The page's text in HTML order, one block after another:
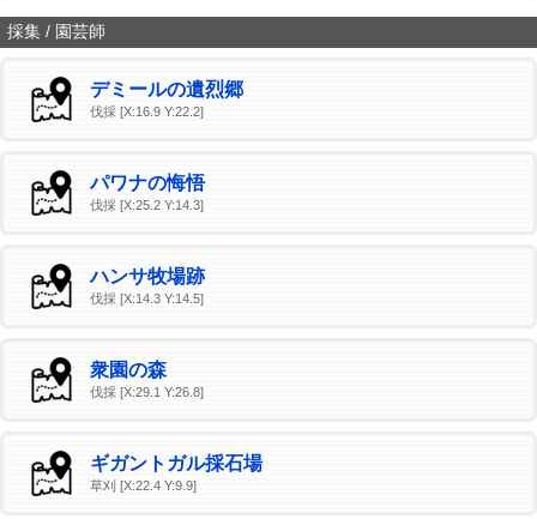
採集 / 園芸師
デミールの遺烈郷
伐採 [X:16.9 Y:22.2]
パワナの悔悟
伐採 [X:25.2 Y:14.3]
ハンサ牧場跡
伐採 [X:14.3 Y:14.5]
衆園の森
伐採 [X:29.1 Y:26.8]
ギガントガル採石場
草刈 [X:22.4 Y:9.9]